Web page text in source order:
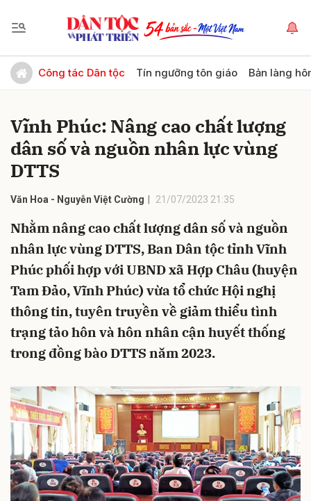
Công tác Dân tộc Tín ngưỡng tôn giáo Bản làng
Vĩnh Phúc: Nâng cao chất lượng
dân số và nguồn nhân lực vùng
DTTS
Văn Hoa - Nguyễn Việt Cường 21/07/2023 21:35
Nhằm nâng cao chất lượng dân số và nguồn
nhân lực vùng DTTS, Ban Dân tộc tỉnh Vĩnh
Phúc phối hợp với UBND xã Hợp Châu (huyện
Tam Đảo, Vĩnh Phúc) vừa tổ chức Hội nghị
thông tin, tuyên truyền về giảm thiểu tình
trạng tảo hôn và hôn nhân cận huyết thống
trong đồng bào DTTS năm 2023.
Gửi bình luận